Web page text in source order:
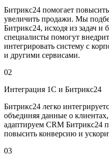
Битрикс24 помогает
увеличить продажи. Мы
Битрикс24, исходя из задач
специалисты помогут
интегрировать систему с
и другими сервисами.
02
Интеграция 1С и Битрикс24
Битрикс24 легко
объединяя данные о
адаптируем CRM Битрикс24
повысить конверсию и
03